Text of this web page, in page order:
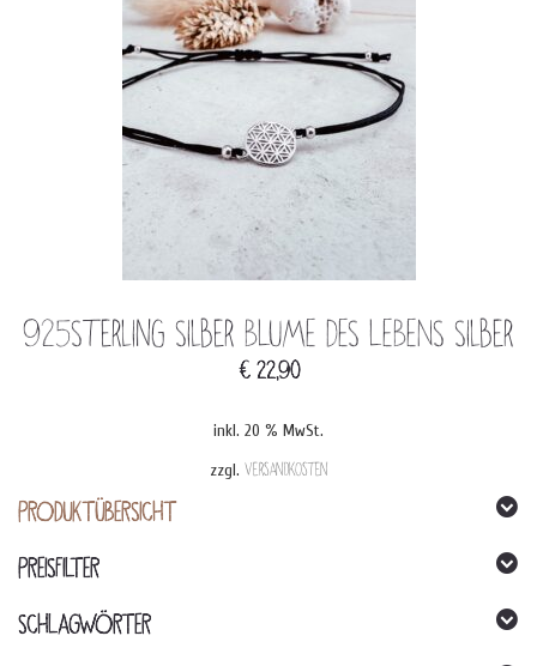
925Sterling Silber BLUME DES LEBENS Silber
€22,90
inkl. 20 % MwSt.
zzgl. Versandkosten
PRODUKTÜBERSICHT
PREISFILTER
SCHLAGWÖRTER